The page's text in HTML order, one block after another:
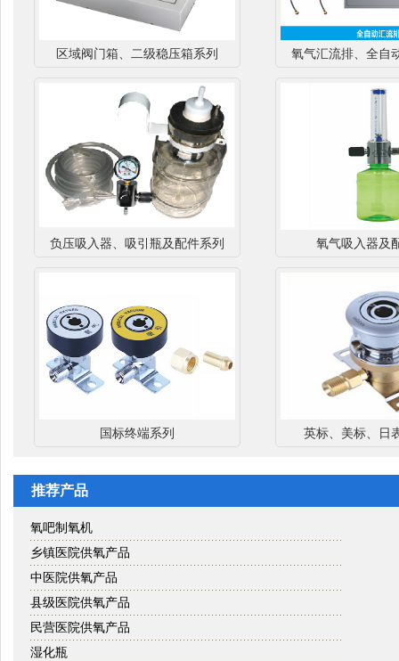
区域阀门箱、二级稳压箱系列 氧气汇流排、全自
负压吸入器、吸引瓶及配件系列 氧气吸入器及
国标终端系列 英标、美标、日
推荐产品
氧吧制氧机
乡镇医院供氧产品
中医院供氧产品
县级医院供氧产品
民营医院供氧产品
湿化瓶